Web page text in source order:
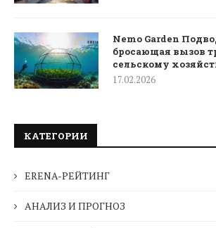
Nemo Garden
бросающая вызов
сельскому
17.02.2026
КАТЕГОРИИ
ERENA-РЕЙТИНГ
АНАЛИЗ И ПРОГНОЗ